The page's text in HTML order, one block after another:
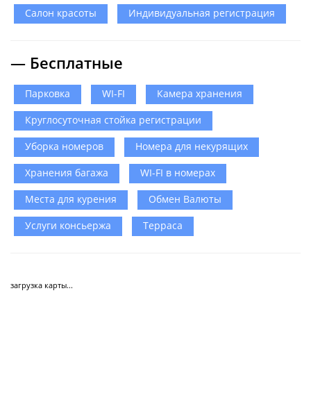
Салон красоты
Индивидуальная регистрация
— Бесплатные
Парковка WI-FI
Камера хранения
Круглосуточная стойка регистрации
Уборка номеров
Номера для некурящих
Хранения багажа
WI-FI в номерах
Места для курения
Обмен Валюты
Услуги консьержа
Терраса
загрузка карты...